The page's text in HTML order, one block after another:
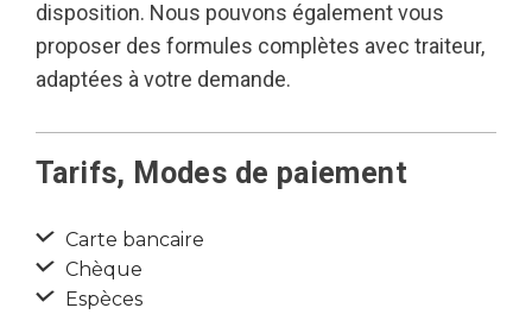
disposition. Nous pouvons également vous
proposer des formules complètes avec traiteur,
adaptées à votre demande.
Tarifs, Modes de paiement
Carte bancaire
Chèque
Espèces